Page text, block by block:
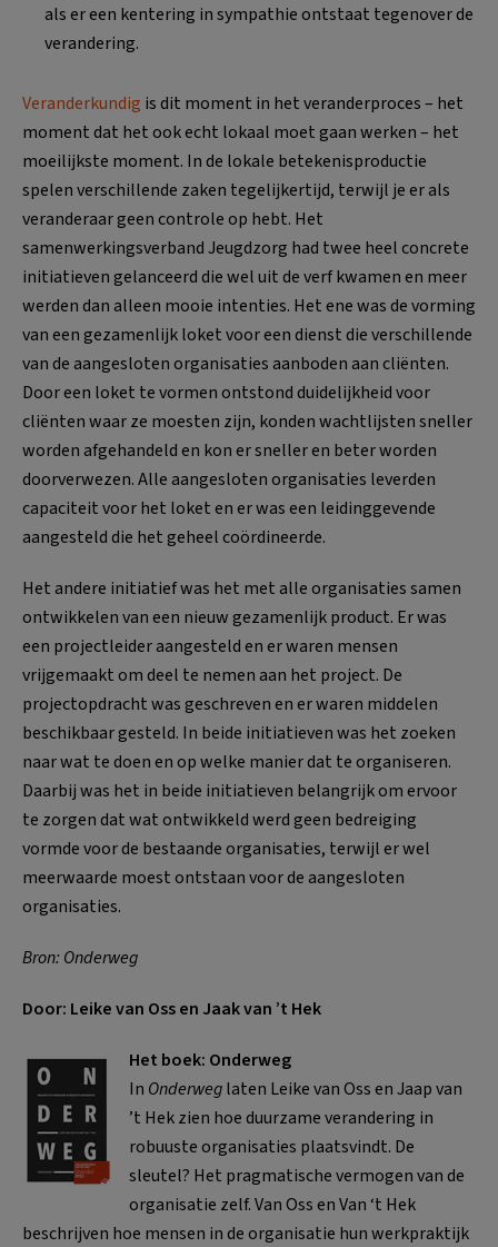
als er een kentering in sympathie ontstaat tegenover de
verandering.
Veranderkundig is dit moment in het veranderproces – het
moment dat het ook echt lokaal moet gaan werken – het
moeilijkste moment. In de lokale betekenisproductie
spelen verschillende zaken tegelijkertijd, terwijl je er als
veranderaar geen controle op hebt. Het
samenwerkingsverband Jeugdzorg had twee heel concrete
initiatieven gelanceerd die wel uit de verf kwamen en meer
werden dan alleen mooie intenties. Het ene was de vorming
van een gezamenlijk loket voor een dienst die verschillende
van de aangesloten organisaties aanboden aan cliënten.
Door een loket te vormen ontstond duidelijkheid voor
cliënten waar ze moesten zijn, konden wachtlijsten sneller
worden afgehandeld en kon er sneller en beter worden
doorverwezen. Alle aangesloten organisaties leverden
capaciteit voor het loket en er was een leidinggevende
aangesteld die het geheel coördineerde.
Het andere initiatief was het met alle organisaties samen
ontwikkelen van een nieuw gezamenlijk product. Er was
een projectleider aangesteld en er waren mensen
vrijgemaakt om deel te nemen aan het project. De
projectopdracht was geschreven en er waren middelen
beschikbaar gesteld. In beide initiatieven was het zoeken
naar wat te doen en op welke manier dat te organiseren.
Daarbij was het in beide initiatieven belangrijk om ervoor
te zorgen dat wat ontwikkeld werd geen bedreiging
vormde voor de bestaande organisaties, terwijl er wel
meerwaarde moest ontstaan voor de aangesloten
organisaties.
Bron: Onderweg
Door: Leike van Oss en Jaak van ’t Hek
Het boek: Onderweg
In Onderweglaten Leike van Oss en Jaap van
’t Hek zien hoe duurzame verandering in
robuuste organisaties plaatsvindt. De
sleutel? Het pragmatische vermogen van de
organisatie zelf. Van Oss en Van ‘t Hek
beschrijven hoe mensen in de organisatie hun werkpraktijk